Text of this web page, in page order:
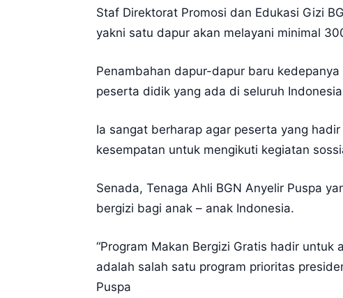
Staf Direktorat Promosi dan Edukasi Gizi
yakni satu dapur akan melayani minimal
Penambahan dapur-dapur baru
peserta didik yang ada di seluruh
Ia sangat berharap agar peserta yang
kesempatan untuk mengikuti kegiatan
Senada, Tenaga Ahli BGN Anyelir Puspa
bergizi bagi anak – anak Indonesia.
“Program Makan Bergizi Gratis hadir
adalah salah satu program prioritas
Puspa